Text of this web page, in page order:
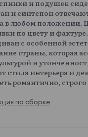
и подушек
и синтепон
в любом положении.
по цвету и
с особенной
страны, которая
и
стиля интерьера и
романтично,
по сборке